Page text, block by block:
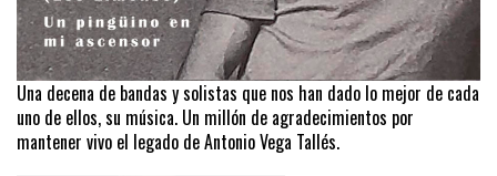
Una decena de bandas y solistas que nos han dado lo mejor de cada
uno de ellos, su música. Un millón de agradecimientos por
mantener vivo el legado de Antonio Vega Tallés.